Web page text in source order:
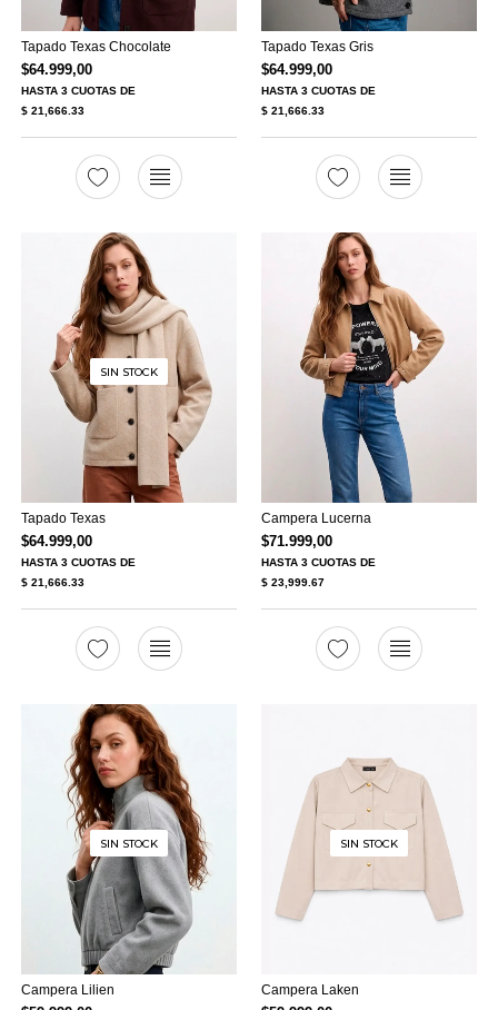
Tapado Texas Chocolate
$64.999,00
HASTA 3 CUOTASDE
$ 21,666.33
Tapado Texas Gris
$64.999,00
HASTA3 CUOTAS DE
$ 21,666.33
SIN STOCK
Tapado Texas
$64.999,00
HASTA 3 CUOTASDE
$ 21,666.33
Campera Lucerna
$71.999,00
HASTA3 CUOTAS DE
$ 23,999.67
SIN STOCK
Campera Lilien
SIN STOCK
Campera Laken